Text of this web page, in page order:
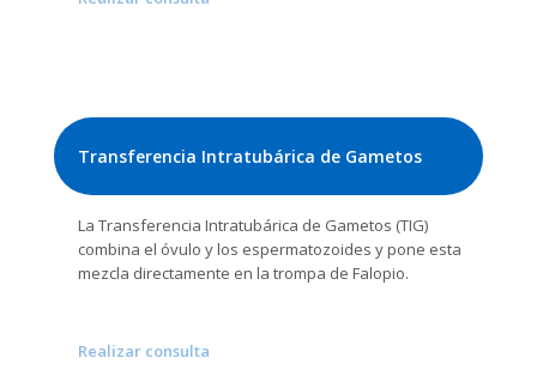
Transferencia Intratubárica de Gametos
La Transferencia Intratubárica de Gametos (TIG)
combina el óvulo y los espermatozoides y pone esta
mezcla directamente en la trompa de Falopio.
Realizar consulta